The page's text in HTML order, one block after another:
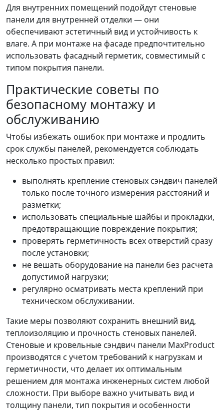
Для внутренних помещений подойдут стеновые
панели для внутренней отделки — они
обеспечивают эстетичный вид и устойчивость к
влаге. А при монтаже на фасаде предпочтительно
использовать фасадный герметик, совместимый с
типом покрытия панели.
Практические советы по
безопасному монтажу и
обслуживанию
Чтобы избежать ошибок при монтаже и продлить
срок службы панелей, рекомендуется соблюдать
несколько простых правил:
выполнять крепление стеновых сэндвич панелей
только после точного измерения расстояний и
разметки;
использовать специальные шайбы и прокладки,
предотвращающие повреждение покрытия;
проверять герметичность всех отверстий сразу
после установки;
не вешать оборудование на панели без расчета
допустимой нагрузки;
регулярно осматривать места креплений при
техническом обслуживании.
Такие меры позволяют сохранить внешний вид,
теплоизоляцию и прочность стеновых панелей.
Стеновые и кровельные сэндвич панели MaxProduct
производятся с учетом требований к нагрузкам и
герметичности, что делает их оптимальным
решением для монтажа инженерных систем любой
сложности. При выборе важно учитывать вид и
толщину панели, тип покрытия и особенности